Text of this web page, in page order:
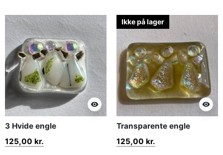
visibility
3 Hvide engle
125,00 kr.
Ikke på lager
visibility
Transparente engle
125,00 kr.